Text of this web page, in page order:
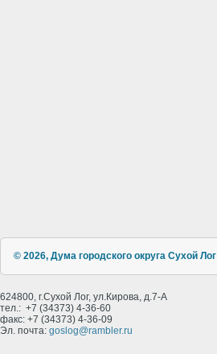
© 2026, Дума городского округа Сухой Лог
624800, г.Сухой Лог, ул.Кирова, д.7-А
тел.: +7 (34373) 4-36-60
факс: +7 (34373) 4-36-09
Эл. почта: goslog@rambler.ru